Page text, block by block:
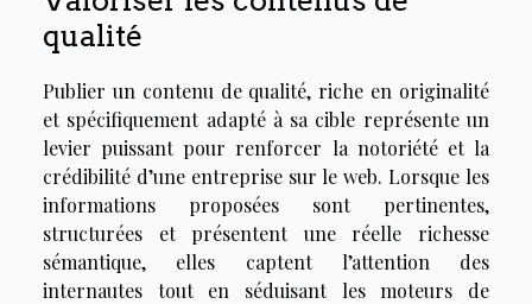
qualité
Publier un contenu de qualité, riche en originalité
et spécifiquement adapté à sa cible représente un
levier puissant pour renforcer la notoriété et la
crédibilité d’une entreprise sur le web. Lorsque les
informations proposées sont pertinentes,
structurées et présentent une réelle richesse
sémantique, elles captent l’attention des
internautes tout en séduisant les moteurs de